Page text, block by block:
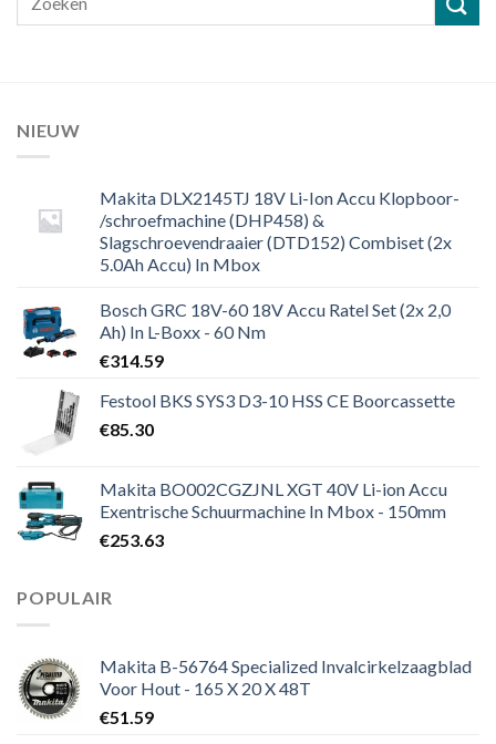
NIEUW
Makita DLX2145TJ 18V Li-Ion Accu Klopboor-
/schroefmachine (DHP458) &
Slagschroevendraaier (DTD152) Combiset (2x
5.0Ah Accu) In Mbox
Bosch GRC 18V-60 18V Accu Ratel Set (2x 2,0
Ah) In L-Boxx - 60 Nm
€314.59
Festool BKS SYS3 D3-10 HSS CE Boorcassette
€85.30
Makita BO002CGZJNL XGT 40V Li-ion Accu
Exentrische Schuurmachine In Mbox - 150mm
€253.63
POPULAIR
Makita B-56764 Specialized Invalcirkelzaagblad
Voor Hout - 165 X 20 X 48T
€51.59